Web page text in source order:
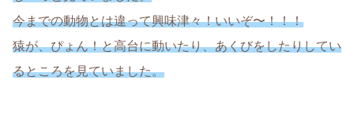
今までの動物とは違って興味津々！いいぞ〜！！！
猿が、ぴょん！と高台に動いたり、あくびをしたりしてい
るところを見ていました。